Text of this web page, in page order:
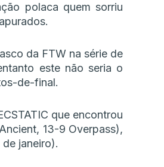
polaca quem sorriu
da FTW na série de
este não seria o
de-final.
que encontrou
13-9 Overpass),
janeiro).